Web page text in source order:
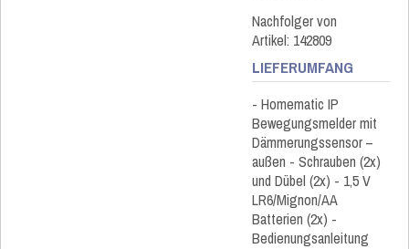
Nachfolger von
Artikel: 142809
LIEFERUMFANG
- Homematic IP
Bewegungsmelder mit
Dämmerungssensor –
außen - Schrauben (2x)
und Dübel (2x) - 1,5 V
LR6/Mignon/AA
Batterien (2x) -
Bedienungsanleitung